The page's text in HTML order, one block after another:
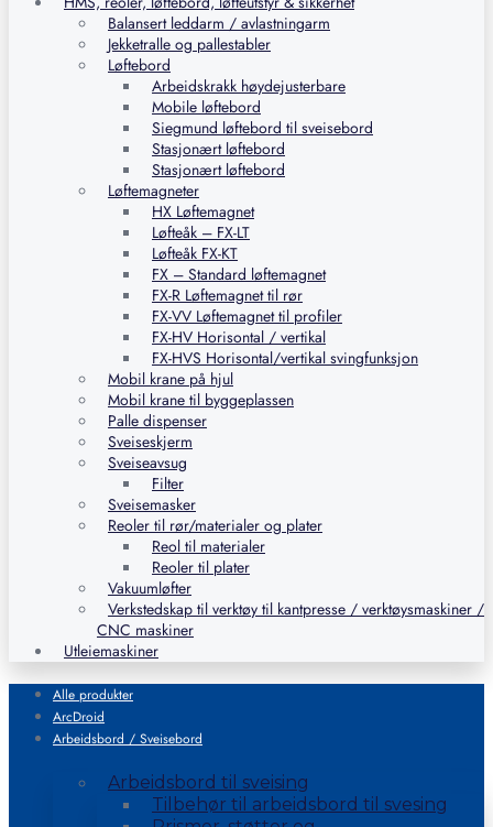
Balansert leddarm / avlastningarm
Jekketralle og pallestabler
Løftebord
Arbeidskrakk høydejusterbare
Mobile løftebord
Siegmund løftebord til sveisebord
Stasjonært løftebord
Stasjonært løftebord
Løftemagneter
HX Løftemagnet
Løfteåk – FX-LT
Løfteåk FX-KT
FX – Standard løftemagnet
FX-R Løftemagnet til rør
FX-VV Løftemagnet til profiler
FX-HV Horisontal / vertikal
FX-HVS Horisontal/vertikal svingfunksjon
Mobil krane på hjul
Mobil krane til byggeplassen
Palle dispenser
Sveiseskjerm
Sveiseavsug
Filter
Sveisemasker
Reoler til rør/materialer og plater
Reol til materialer
Reoler til plater
Vakuumløfter
Verkstedskap til verktøy til kantpresse / verktøysmaskiner /
CNC maskiner
Utleiemaskiner
Alle produkter
ArcDroid
Arbeidsbord / Sveisebord
Arbeidsbord til sveising
Tilbehør til arbeidsbord til svesing